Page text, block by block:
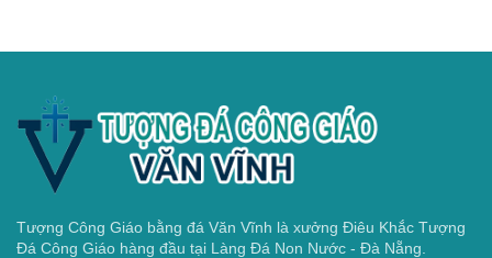
Tượng Công Giáo bằng đá Văn Vĩnh là xưởng Điêu Khắc Tượng
Đá Công Giáo hàng đầu tại Làng Đá Non Nước - Đà Nẵng.